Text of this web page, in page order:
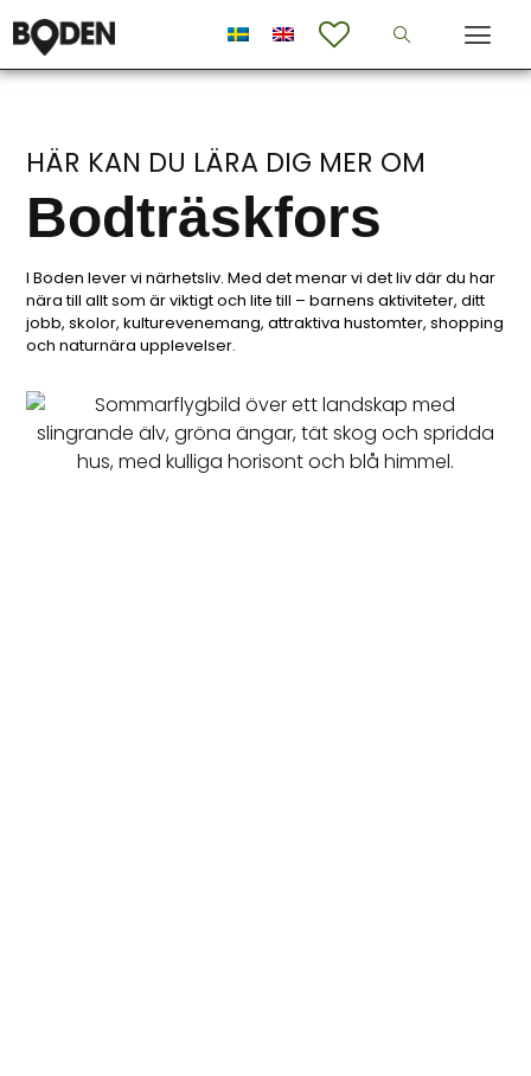
HÄR KAN DU LÄRA DIG MER OM
Bodträskfors
I Boden lever vi närhetsliv. Med det menar vi det liv där du har
nära till allt som är viktigt och lite till – barnens aktiviteter, ditt
jobb, skolor, kulturevenemang, attraktiva hustomter, shopping
och naturnära upplevelser.